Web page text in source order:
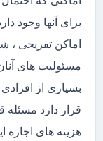
برای آنها وجود
اماکن تفریحی ،
مسئولیت های
بسیاری از
قرار دارد
هزینه های